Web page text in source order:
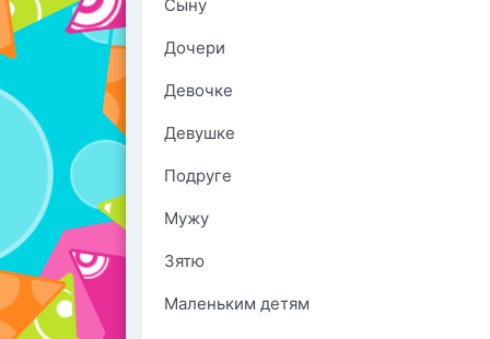
Сыну
Дочери
Девочке
Девушке
Подруге
Мужу
Зятю
Маленьким детям